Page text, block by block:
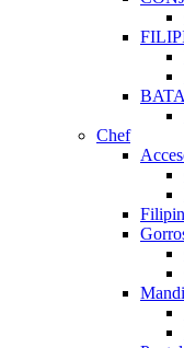
BATA
Chef